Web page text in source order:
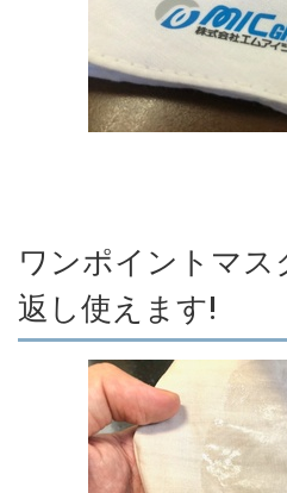
ワンポイントマス
返し使えます!